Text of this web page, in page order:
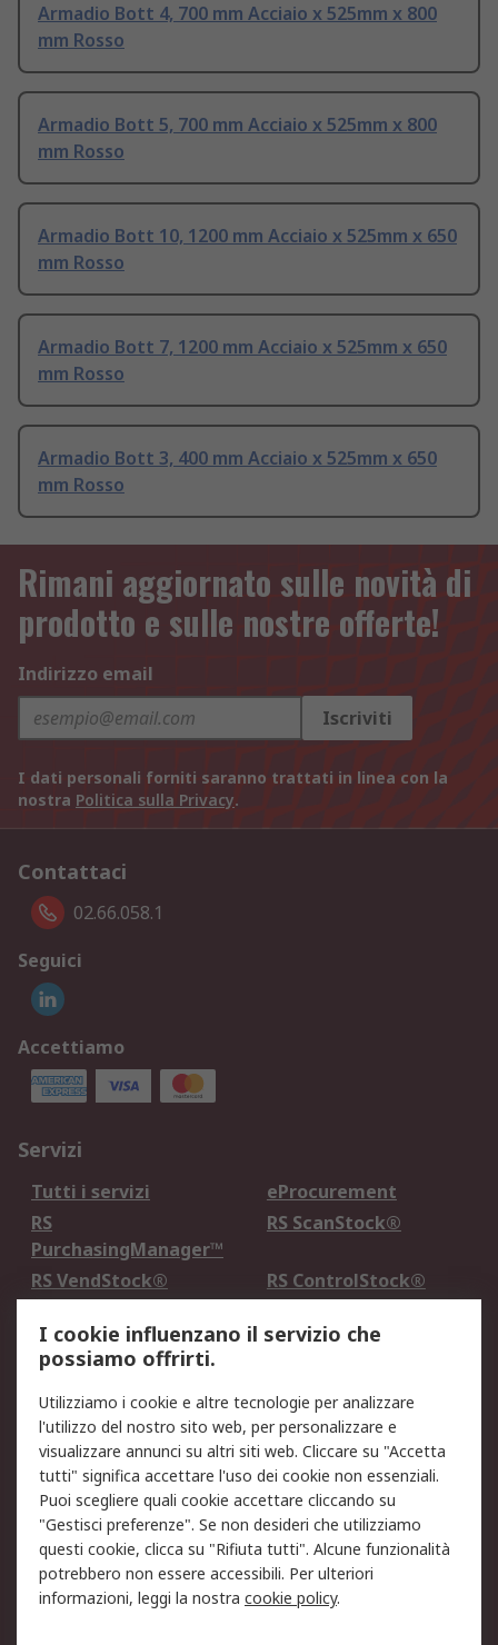
Armadio Bott 4, 700 mm Acciaio x 525mm x 800
mm Rosso
Armadio Bott 5, 700 mm Acciaio x 525mm x 800
mm Rosso
Armadio Bott 10, 1200 mm Acciaio x 525mm x 650
mm Rosso
Armadio Bott 7, 1200 mm Acciaio x 525mm x 650
mm Rosso
Armadio Bott 3, 400 mm Acciaio x 525mm x 650
mm Rosso
Rimani aggiornato sulle novità di
prodotto e sulle nostre offerte!
Indirizzo email
Iscriviti
I dati personali forniti saranno trattati in linea con la
nostra Politica sulla Privacy.
Contattaci
02.66.058.1
Seguici
Accettiamo
Servizi
Tutti i servizi
eProcurement
RS
PurchasingManager™
RS ScanStock®
RS VendStock®
RS ControlStock®
Legale
Informativa Cookie
Informativa Privacy -
Aggiornata
Email Security
Termini d'uso
Condizioni di vendita
Condizioni generali di
servizio
Etica e responsabilità
Chi Siamo
I cookie influenzano il servizio che
possiamo offrirti.
Utilizziamo i cookie e altre tecnologie per analizzare
l'utilizzo del nostro sito web, per personalizzare e
visualizzare annunci su altri siti web. Cliccare su "Accetta
tutti" significa accettare l'uso dei cookie non essenziali.
Puoi scegliere quali cookie accettare cliccando su
"Gestisci preferenze". Se non desideri che utilizziamo
questi cookie, clicca su "Rifiuta tutti". Alcune funzionalità
potrebbero non essere accessibili. Per ulteriori
informazioni, leggi la nostra cookie policy.